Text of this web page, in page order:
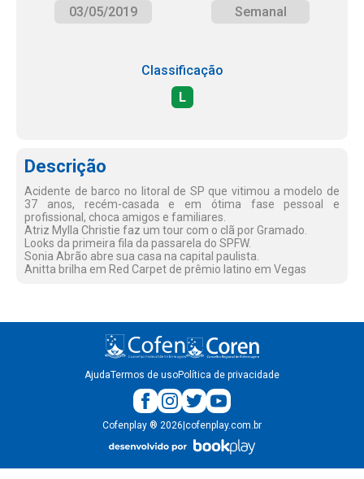
03/05/2019
Semanal
Classificação
L
Descrição
Acidente de barco no litoral de SP que vitimou a modelo de
37 anos, recém-casada e em ótima fase pessoal e
profissional, choca amigos e familiares.
Atriz Mylla Christie faz um tour com o clã por Gramado.
Looks da primeira fila da passarela do SPFW.
Sonia Abrão abre sua casa na capital paulista.
Anitta brilha em Red Carpet de prêmio latino em Vegas
AjudaTermos de usoPolítica de privacidade
Cofenplay ® 2026 cofenplay.com.br